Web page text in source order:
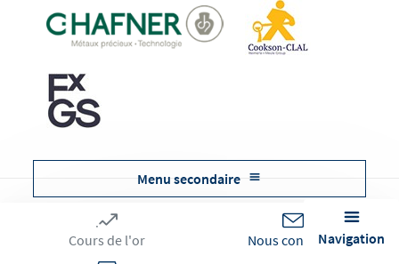
Menu secondaire
2026 © Copyright - Tous droits réservés
Mentions légales
Politique de confidentalité
Cours de l'or Nous contacterNavigation